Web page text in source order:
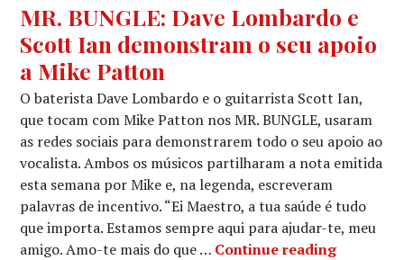
MR. BUNGLE: Dave Lombardo e
Scott Ian demonstram o seu apoio
a Mike Patton
O baterista Dave Lombardo e o guitarrista Scott Ian,
que tocam com Mike Patton nos MR. BUNGLE, usaram
as redes sociais para demonstrarem todo o seu apoio ao
vocalista. Ambos os músicos partilharam a nota emitida
esta semana por Mike e, na legenda, escreveram
palavras de incentivo. “Ei Maestro, a tua saúde é tudo
que importa. Estamos sempre aqui para ajudar-te, meu
amigo. Amo-te mais do que … Continue readingMR.